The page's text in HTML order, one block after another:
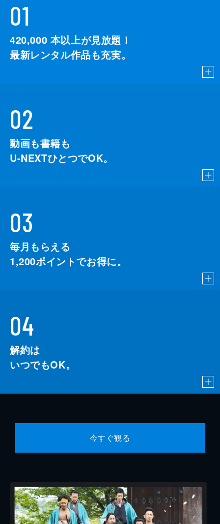
01
420,000 本以上が見放題！
最新レンタル作品も充実。
02
動画も書籍も
U-NEXTひとつでOK。
03
毎月もらえる
1,200ポイントでお得に。
04
解約は
いつでもOK。
今すぐ観る